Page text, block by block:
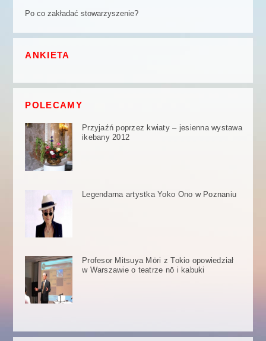
Po co zakładać stowarzyszenie?
ANKIETA
POLECAMY
Przyjaźń poprzez kwiaty – jesienna wystawa
ikebany 2012
Legendarna artystka Yoko Ono w Poznaniu
Profesor Mitsuya Mōri z Tokio opowiedział
w Warszawie o teatrze nō i kabuki